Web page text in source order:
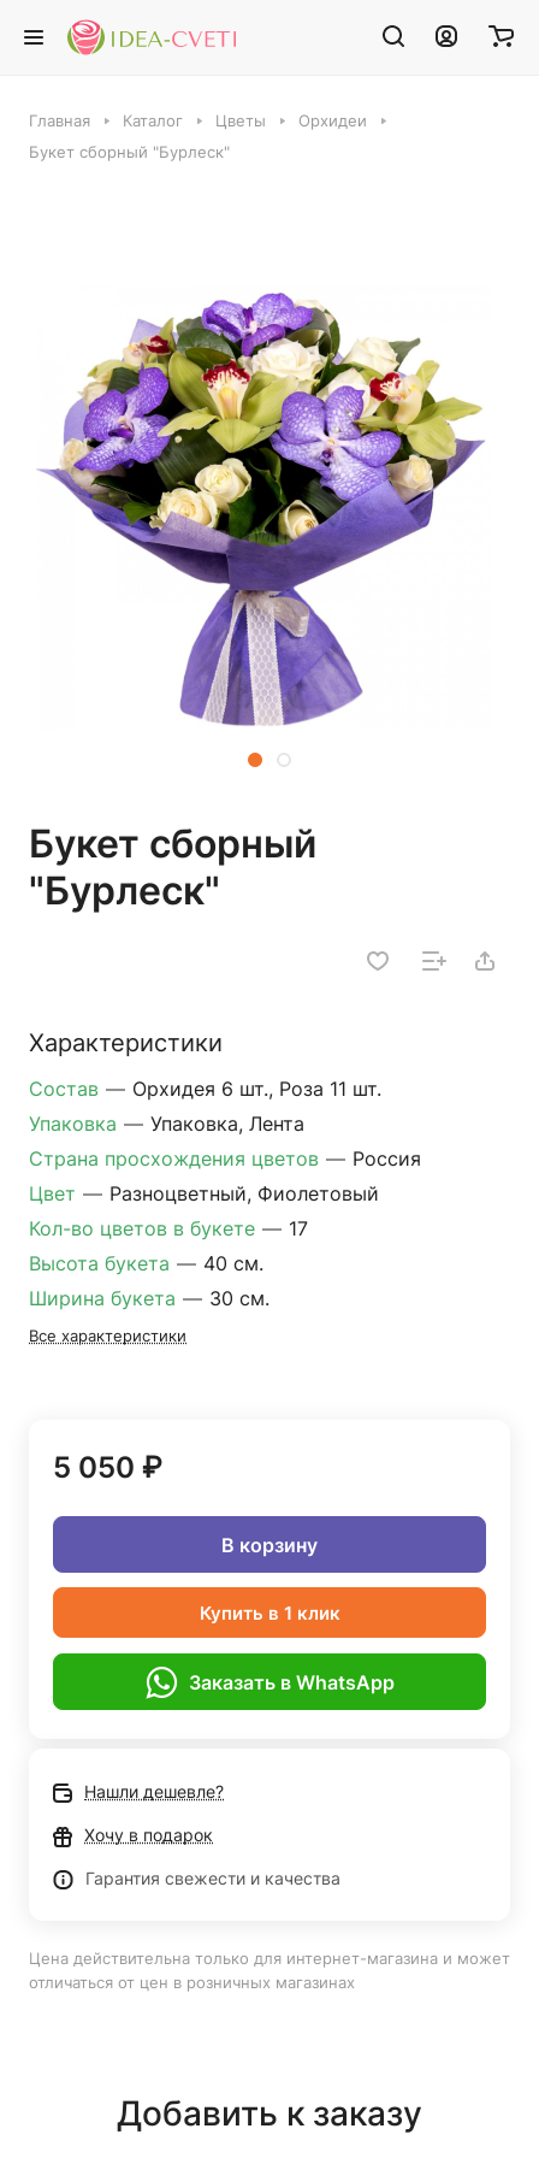
Главная Каталог Цветы
Орхидеи
Букет сборный "Бурлеск"
Букет сборный
"Бурлеск"
Характеристики
Состав — Орхидея 6 шт., Роза 11 шт.
Упаковка — Упаковка, Лента
Страна просхождения цветов — Россия
Цвет — Разноцветный, Фиолетовый
Кол-во цветов в букете — 17
Высота букета — 40 см.
Ширина букета — 30 см.
Все характеристики
5 050 ₽
В корзину
Купить в 1 клик
Заказать в WhatsApp
Нашли дешевле?
Хочу в подарок
Гарантия свежести и качества
Цена действительна только для интернет-магазина и может
отличаться от цен в розничных магазинах
Добавить к заказу